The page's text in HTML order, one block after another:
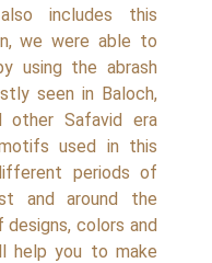
includes this
we were able to
using the abrash
seen in Baloch,
other Safavid era
used in this
periods of
and around the
colors and
help you to make